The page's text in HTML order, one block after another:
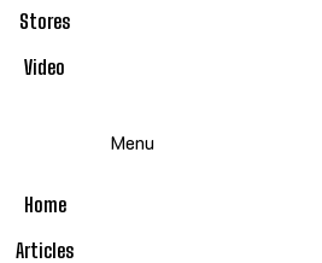
Stores
Video
Home
Articles
Menu